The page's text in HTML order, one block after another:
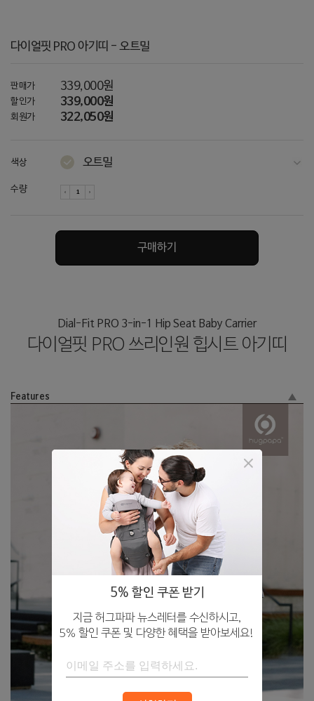
다이얼핏 PRO 아기띠 - 오트밀
판매가 339,000원
할인가 339,000원
회원가 322,050원
색상
오트밀
토프 / 그레이
아이보리
수량
구매하기
Dial-Fit PRO 3-in-1 Hip Seat Baby Carrier
다이얼핏 PRO 쓰리인원 힙시트 아기띠
Features
5% 할인 쿠폰 받기
지금 허그파파 뉴스레터를 수신하시고,
5% 할인 쿠폰 및 다양한 혜택을 받아보세요!